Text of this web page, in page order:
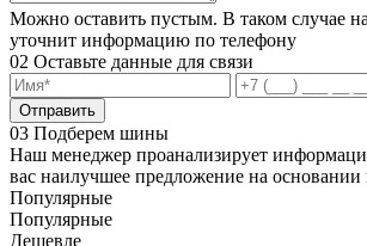
Можно оставить пустым. В таком случае
уточнит информацию по телефону
02 Оставьте данные для связи
Отправить
03 Подберем шины
Наш менеджер проанализирует
вас наилучшее предложение на основании
Популярные
Популярные
Дешевле